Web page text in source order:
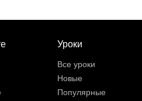
Уроки
Все уроки
Новые
Популярные